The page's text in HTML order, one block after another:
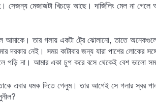
মেজাজটা খিচড়ে আছে। দার্জিলিং মেল না
আমাকে। তার গলায় একটা ট্রে ঝোলানো, তাতে
দরকার নেই। সময় কাটাবার জন্য যারা পাশের লোকের
পড়ি না। আমার একা চুপ করে বসে থেকেই বেশ ভালো
তাকে এবার ধমক দিতে গেলুম। তার আগেই সে গলার স্বর